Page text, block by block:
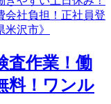
査作業！働
料！ワンル